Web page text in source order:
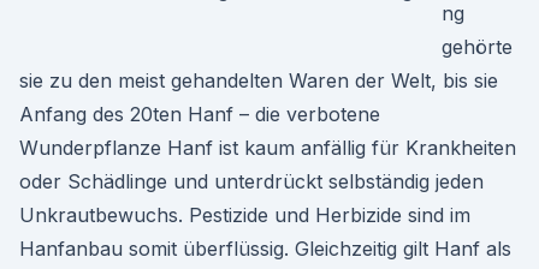
ng
gehörte
sie zu den meist gehandelten Waren der Welt, bis sie
Anfang des 20ten Hanf – die verbotene
Wunderpflanze Hanf ist kaum anfällig für Krankheiten
oder Schädlinge und unterdrückt selbständig jeden
Unkrautbewuchs. Pestizide und Herbizide sind im
Hanfanbau somit überflüssig. Gleichzeitig gilt Hanf als